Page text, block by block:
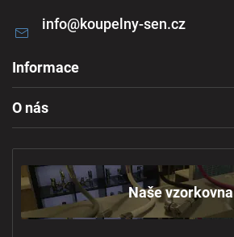
info@koupelny-sen.cz
Informace
Ochrana osobních údajů
O nás
Naše vzorkovna